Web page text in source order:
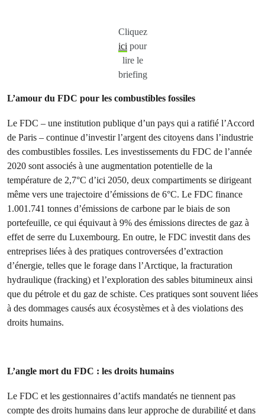
Cliquez
ici pour
lire le
briefing
L’amour du FDC pour les combustibles fossiles
Le FDC – une institution publique d’un pays qui a ratifié l’Accord
de Paris – continue d’investir l’argent des citoyens dans l’industrie
des combustibles fossiles. Les investissements du FDC de l’année
2020 sont associés à une augmentation potentielle de la
température de 2,7°C d’ici 2050, deux compartiments se dirigeant
même vers une trajectoire d’émissions de 6°C. Le FDC finance
1.001.741 tonnes d’émissions de carbone par le biais de son
portefeuille, ce qui équivaut à 9% des émissions directes de gaz à
effet de serre du Luxembourg. En outre, le FDC investit dans des
entreprises liées à des pratiques controversées d’extraction
d’énergie, telles que le forage dans l’Arctique, la fracturation
hydraulique (fracking) et l’exploration des sables bitumineux ainsi
que du pétrole et du gaz de schiste. Ces pratiques sont souvent liées
à des dommages causés aux écosystèmes et à des violations des
droits humains.
L’angle mort du FDC : les droits humains
Le FDC et les gestionnaires d’actifs mandatés ne tiennent pas
compte des droits humains dans leur approche de durabilité et dans